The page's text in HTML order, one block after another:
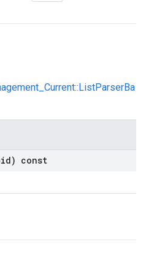
const